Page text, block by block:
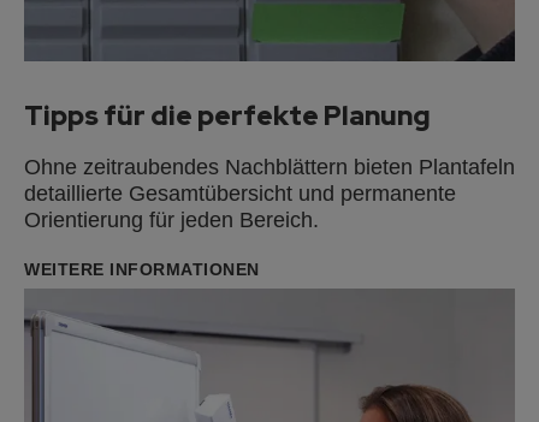
Tipps für die perfekte Planung
Ohne zeitraubendes Nachblättern bieten Plantafeln
detaillierte Gesamtübersicht und permanente
Orientierung für jeden Bereich.
WEITERE INFORMATIONEN